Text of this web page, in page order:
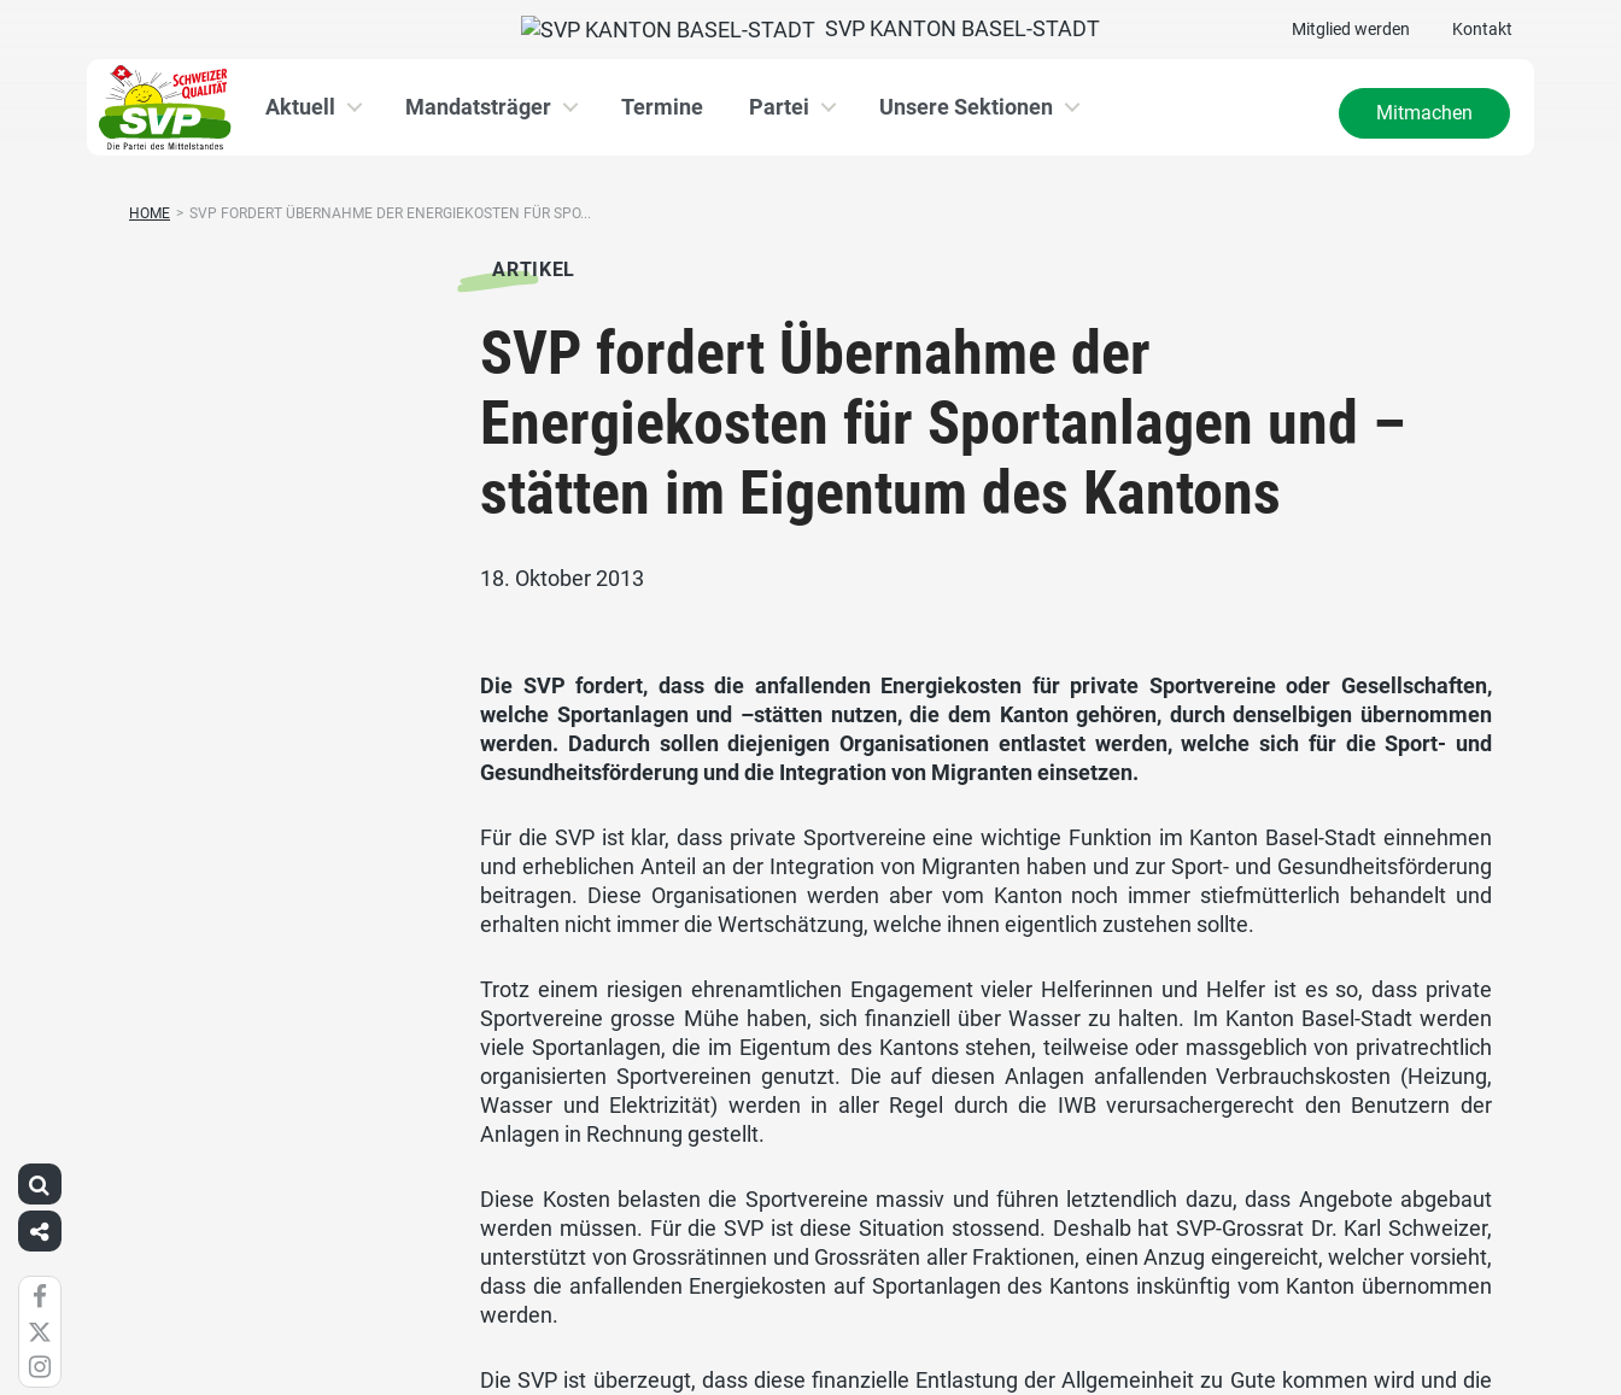
Mitglied werden Kontakt
SVP KANTON BASEL-STADT
Aktuell Mandatsträger Termine Partei Unsere Sektionen Mitmachen
HOME > SVP FORDERT ÜBERNAHME DER ENERGIEKOSTEN FÜR SPO...
ARTIKEL
SVP fordert Übernahme der
Energiekosten für Sportanlagen und –
stätten im Eigentum des Kantons
18. Oktober 2013
Die SVP fordert, dass die anfallenden Energiekosten für private Sportvereine oder Gesellschaften,
welche Sportanlagen und –stätten nutzen, die dem Kanton gehören, durch denselbigen übernommen
werden. Dadurch sollen diejenigen Organisationen entlastet werden, welche sich für die Sport- und
Gesundheitsförderung und die Integration von Migranten einsetzen.
Für die SVP ist klar, dass private Sportvereine eine wichtige Funktion im Kanton Basel-Stadt einnehmen
und erheblichen Anteil an der Integration von Migranten haben und zur Sport- und Gesundheitsförderung
beitragen. Diese Organisationen werden aber vom Kanton noch immer stiefmütterlich behandelt und
erhalten nicht immer die Wertschätzung, welche ihnen eigentlich zustehen sollte.
Trotz einem riesigen ehrenamtlichen Engagement vieler Helferinnen und Helfer ist es so, dass private
Sportvereine grosse Mühe haben, sich finanziell über Wasser zu halten. Im Kanton Basel-Stadt werden
viele Sportanlagen, die im Eigentum des Kantons stehen, teilweise oder massgeblich von privatrechtlich
organisierten Sportvereinen genutzt. Die auf diesen Anlagen anfallenden Verbrauchskosten (Heizung,
Wasser und Elektrizität) werden in aller Regel durch die IWB verursachergerecht den Benutzern der
Anlagen in Rechnung gestellt.
Diese Kosten belasten die Sportvereine massiv und führen letztendlich dazu, dass Angebote abgebaut
werden müssen. Für die SVP ist diese Situation stossend. Deshalb hat SVP-Grossrat Dr. Karl Schweizer,
unterstützt von Grossrätinnen und Grossräten aller Fraktionen, einen Anzug eingereicht, welcher vorsieht,
dass die anfallenden Energiekosten auf Sportanlagen des Kantons inskünftig vom Kanton übernommen
werden.
Die SVP ist überzeugt, dass diese finanzielle Entlastung der Allgemeinheit zu Gute kommen wird und die